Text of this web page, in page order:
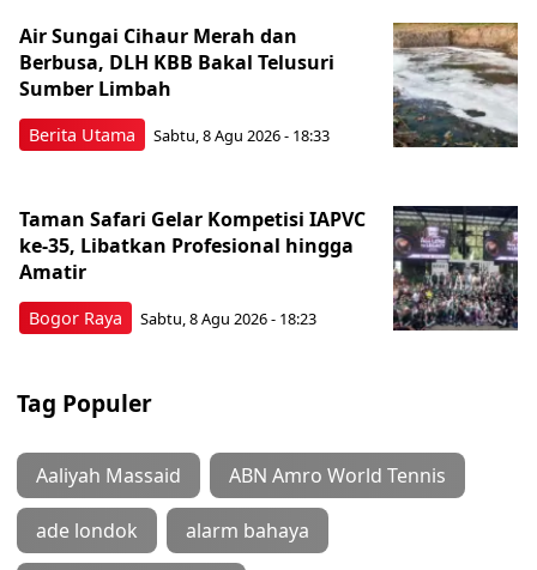
Berita Utama
Air Sungai Cihaur Merah dan
Berbusa, DLH KBB Bakal Telusuri
Sumber Limbah
Sabtu, 8 Agu 2026 - 18:33
Bogor Raya
Taman Safari Gelar Kompetisi IAPVC
ke-35, Libatkan Profesional hingga
Amatir
Sabtu, 8 Agu 2026 - 18:23
Tag Populer
Aaliyah Massaid ABN Amro World Tennis
ade londok alarm bahaya